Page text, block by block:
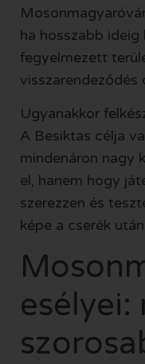
ha hosszabb ideig
fegyelmezett
visszarendeződés
Ugyanakkor
A Besiktas célja
mindenáron nagy
el, hanem hogy
szerezzen és
képe a cserék